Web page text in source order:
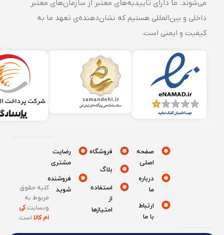
می‌شوند. ما دارای تاییدیه‌های معتبر از سازمان‌های معتبر
داخلی و بین‌المللی هستیم که نشان‌دهنده‌ی تعهد ما به
کیفیت و ایمنی است.
صفحه
درباره
ارتباط
فروشگاه
بلاگ
استفاده
امتیازها
رضایت
مشتری
فروشنده
شوید
کلیه حقوق
مربوط به
وبسایتکی
ام کالااست.